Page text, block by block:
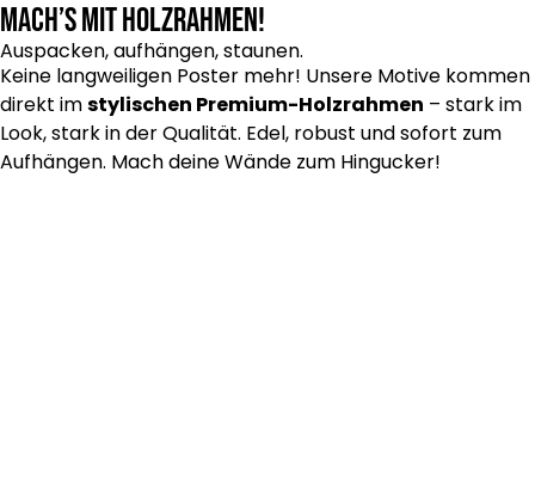
Mach’s mit Holzrahmen!
Auspacken, aufhängen, staunen.
Keine langweiligen Poster mehr! Unsere Motive kommen
direkt imstylischen Premium-Holzrahmen – stark im
Look, stark in der Qualität. Edel, robust und sofort zum
Aufhängen. Mach deine Wände zum Hingucker!